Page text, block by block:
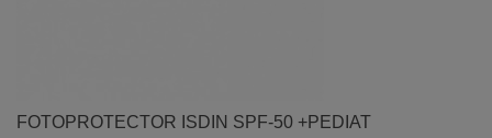
FOTOPROTECTOR ISDIN SPF-50 +PEDIAT